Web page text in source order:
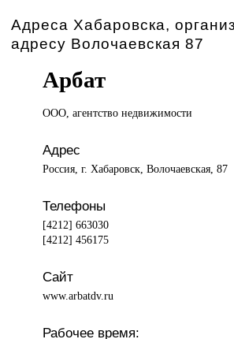
Адреса Хабаровска,
адресу Волочаевская 87
Арбат
ООО, агентствонедвижимости
Адрес
Россия, г. Хабаровск, Волочаевская, 87
Телефоны
[4212] 663030
[4212] 456175
Сайт
www.arbatdv.ru
Рабочее время: